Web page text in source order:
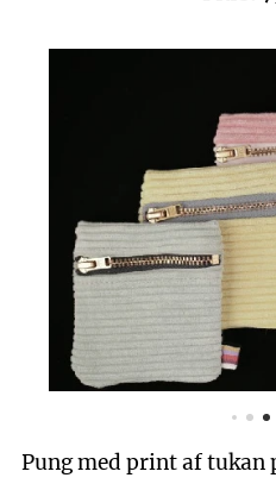
Pung med print af tukan